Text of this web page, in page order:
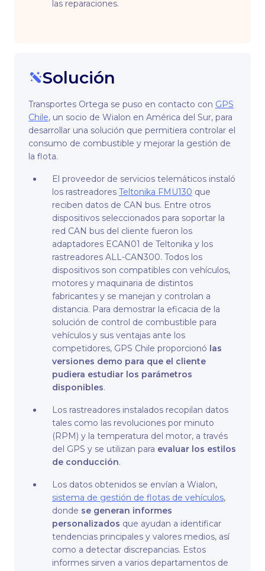
las reparaciones.
Solución
Transportes Ortega se puso en contacto con GPS
Chile, un socio de Wialon en América del Sur, para
desarrollar una solución que permitiera controlar el
consumo de combustible y mejorar la gestión de
la flota.
El proveedor de servicios telemáticos instaló
los rastreadores Teltonika FMU130 que
reciben datos de CAN bus. Entre otros
dispositivos seleccionados para soportar la
red CAN bus del cliente fueron los
adaptadores ECAN01 de Teltonika y los
rastreadores ALL-CAN300. Todos los
dispositivos son compatibles con vehículos,
motores y maquinaria de distintos
fabricantes y se manejan y controlan a
distancia. Para demostrar la eficacia de la
solución de control de combustible para
vehículos y sus ventajas ante los
competidores, GPS Chile proporcionó las
versiones demo para que el cliente
pudiera estudiar los parámetros
disponibles.
Los rastreadores instalados recopilan datos
tales como las revoluciones por minuto
(RPM) y la temperatura del motor, a través
del GPS y se utilizan para evaluar los estilos
de conducción.
Los datos obtenidos se envían a Wialon,
sistema de gestión de flotas de vehículos,
donde se generan informes
personalizados que ayudan a identificar
tendencias principales y valores medios, así
como a detectar discrepancias. Estos
informes sirven a varios departamentos de